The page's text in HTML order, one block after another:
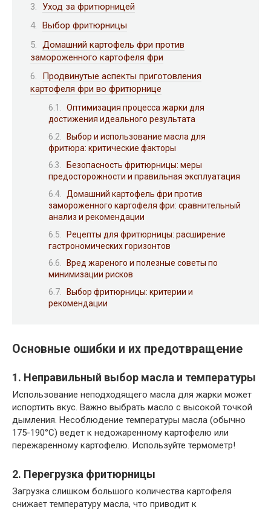
Уход за фритюрницей
Выбор фритюрницы
Домашний картофель фри против
замороженного картофеля фри
Продвинутые аспекты приготовления
картофеля фри во фритюрнице
Оптимизация процесса жарки для
достижения идеального результата
Выбор и использование масла для
фритюра: критические факторы
Безопасность фритюрницы: меры
предосторожности и правильная эксплуатация
Домашний картофель фри против
замороженного картофеля фри: сравнительный
анализ и рекомендации
Рецепты для фритюрницы: расширение
гастрономических горизонтов
Вред жареного и полезные советы по
минимизации рисков
Выбор фритюрницы: критерии и
рекомендации
Основные ошибки и их предотвращение
1. Неправильный выбор масла и температуры
Использование неподходящего масла для жарки может
испортить вкус. Важно выбрать масло с высокой точкой
дымления. Несоблюдение температуры масла (обычно
175-190°C) ведет к недожаренному картофелю или
пережаренному картофелю. Используйте термометр!
2. Перегрузка фритюрницы
Загрузка слишком большого количества картофеля
снижает температуру масла, что приводит к